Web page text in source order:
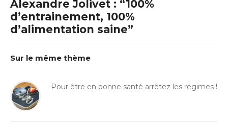
Alexandre Jolivet : “100%
d’entrainement, 100%
d’alimentation saine”
Sur le même thème
Pour être en bonne santé arrêtez les régimes !